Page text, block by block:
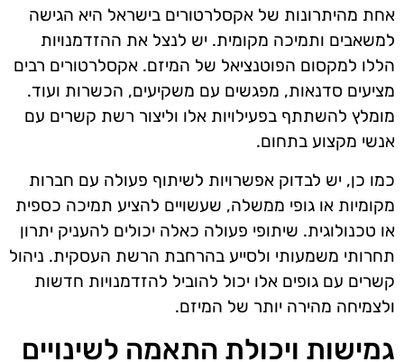
אחת מהיתרונות של אקסלרטורים בישראל היא הגישה
למשאבים ותמיכה מקומית. יש לנצל את ההזדמנויות
הללו למקסום הפוטנציאל של המיזם. אקסלרטורים רבים
מציעים סדנאות, מפגשים עם משקיעים, הכשרות ועוד.
מומלץ להשתתף בפעילויות אלו וליצור רשת קשרים עם
אנשי מקצוע בתחום.
כמו כן, יש לבדוק אפשרויות לשיתוף פעולה עם חברות
מקומיות או גופי ממשלה, שעשויים להציע תמיכה כספית
או טכנולוגית. שיתופי פעולה כאלה יכולים להעניק יתרון
תחרותי משמעותי ולסייע בהרחבת הרשת העסקית. ניהול
קשרים עם גופים אלו יכול להוביל להזדמנויות חדשות
ולצמיחה מהירה יותר של המיזם.
גמישות ויכולת התאמה לשינויים